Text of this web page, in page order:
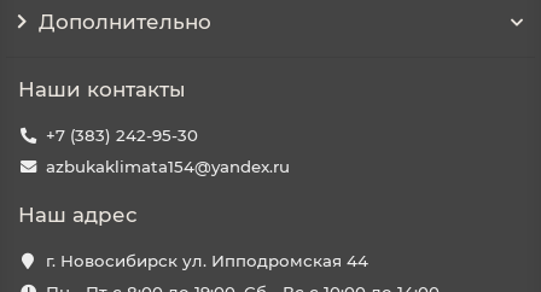
Дополнительно
Наши контакты
+7 (383) 242-95-30
azbukaklimata154@yandex.ru
Наш адрес
г. Новосибирск ул. Ипподромская 44